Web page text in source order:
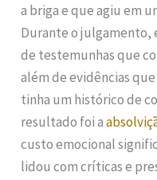
a briga e que agiu em
Durante o julgamento,
de testemunhas que
além de evidências
tinha um histórico de
resultado foi a
custo emocional
lidou com críticas e